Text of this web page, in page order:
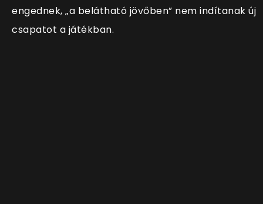
engednek, „a belátható jövőben” nem indítanak új
csapatot a játékban.